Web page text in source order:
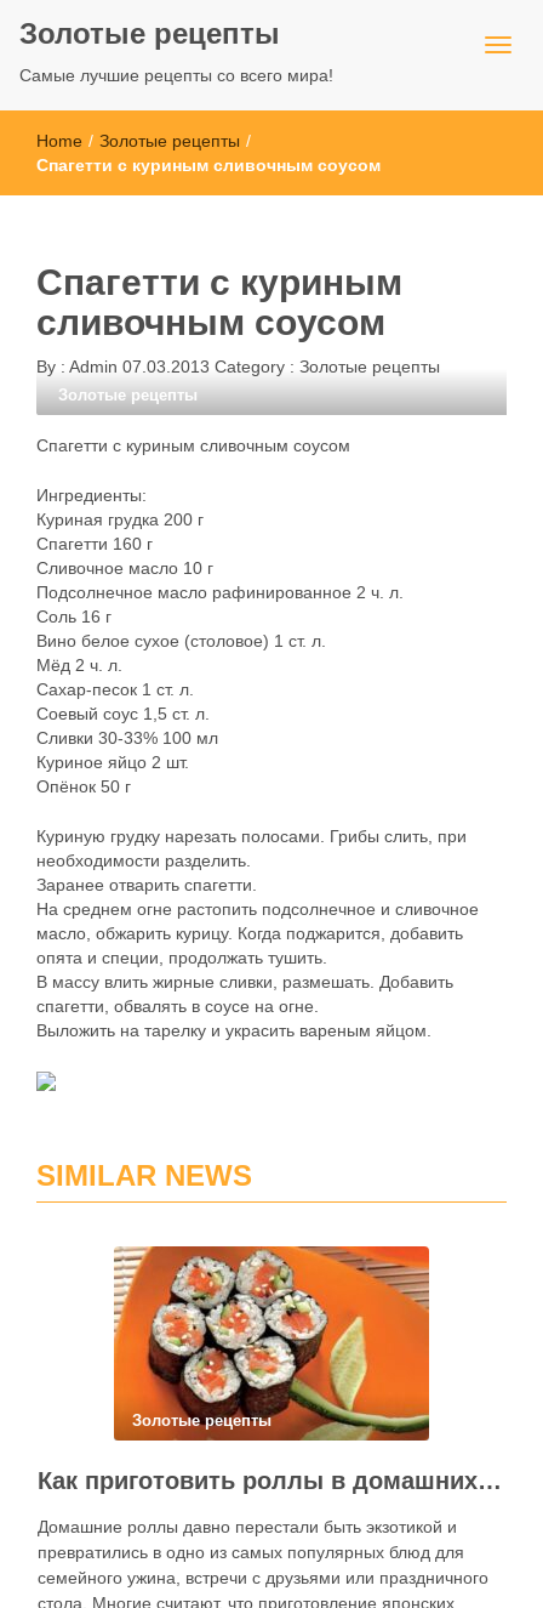
Золотые рецепты
Самые лучшие рецепты со всего мира!
Home / Золотые рецепты /
Спагетти с куриным сливочным соусом
Спагетти с куриным
сливочным соусом
By : Admin 07.03.2013 Category : Золотые рецепты
Золотые рецепты
Спагетти с куриным сливочным соусом
Ингредиенты:
Куриная грудка 200 г
Спагетти 160 г
Сливочное масло 10 г
Подсолнечное масло рафинированное 2 ч. л.
Соль 16 г
Вино белое сухое (столовое) 1 ст. л.
Мёд 2 ч. л.
Сахар-песок 1 ст. л.
Соевый соус 1,5 ст. л.
Сливки 30-33% 100 мл
Куриное яйцо 2 шт.
Опёнок 50 г
Куриную грудку нарезать полосами. Грибы слить, при
необходимости разделить.
Заранее отварить спагетти.
На среднем огне растопить подсолнечное и сливочное
масло, обжарить курицу. Когда поджарится, добавить
опята и специи, продолжать тушить.
В массу влить жирные сливки, размешать. Добавить
спагетти, обвалять в соусе на огне.
Выложить на тарелку и украсить вареным яйцом.
SIMILAR NEWS
Золотые рецепты
Как приготовить роллы в домашних условиях?
Домашние роллы давно перестали быть экзотикой и
превратились в одно из самых популярных блюд для
семейного ужина, встречи с друзьями или праздничного
стола. Многие считают, что приготовление японских